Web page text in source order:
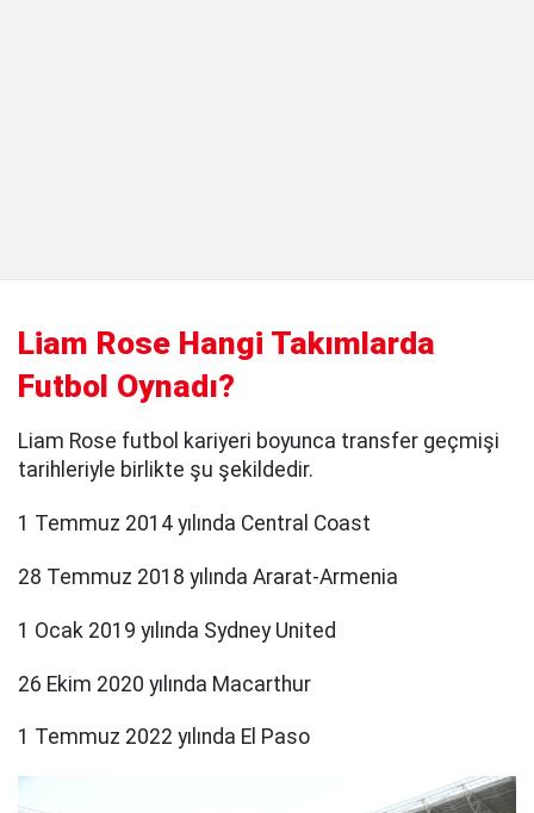
Liam Rose Hangi Takımlarda
Futbol Oynadı?
Liam Rose futbol kariyeri boyunca transfer geçmişi
tarihleriyle birlikte şu şekildedir.
1 Temmuz 2014 yılında Central Coast
28 Temmuz 2018 yılında Ararat-Armenia
1 Ocak 2019 yılında Sydney United
26 Ekim 2020 yılında Macarthur
1 Temmuz 2022 yılında El Paso